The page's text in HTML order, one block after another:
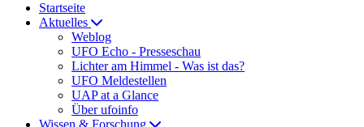
Startseite
Aktuelles
Weblog
UFO Echo - Presseschau
Lichter am Himmel - Was ist das?
UFO Meldestellen
UAP at a Glance
Über ufoinfo
Wissen & Forschung